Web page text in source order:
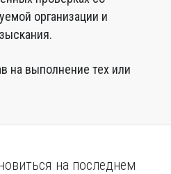
организации и
на выполнение тех или
на последнем